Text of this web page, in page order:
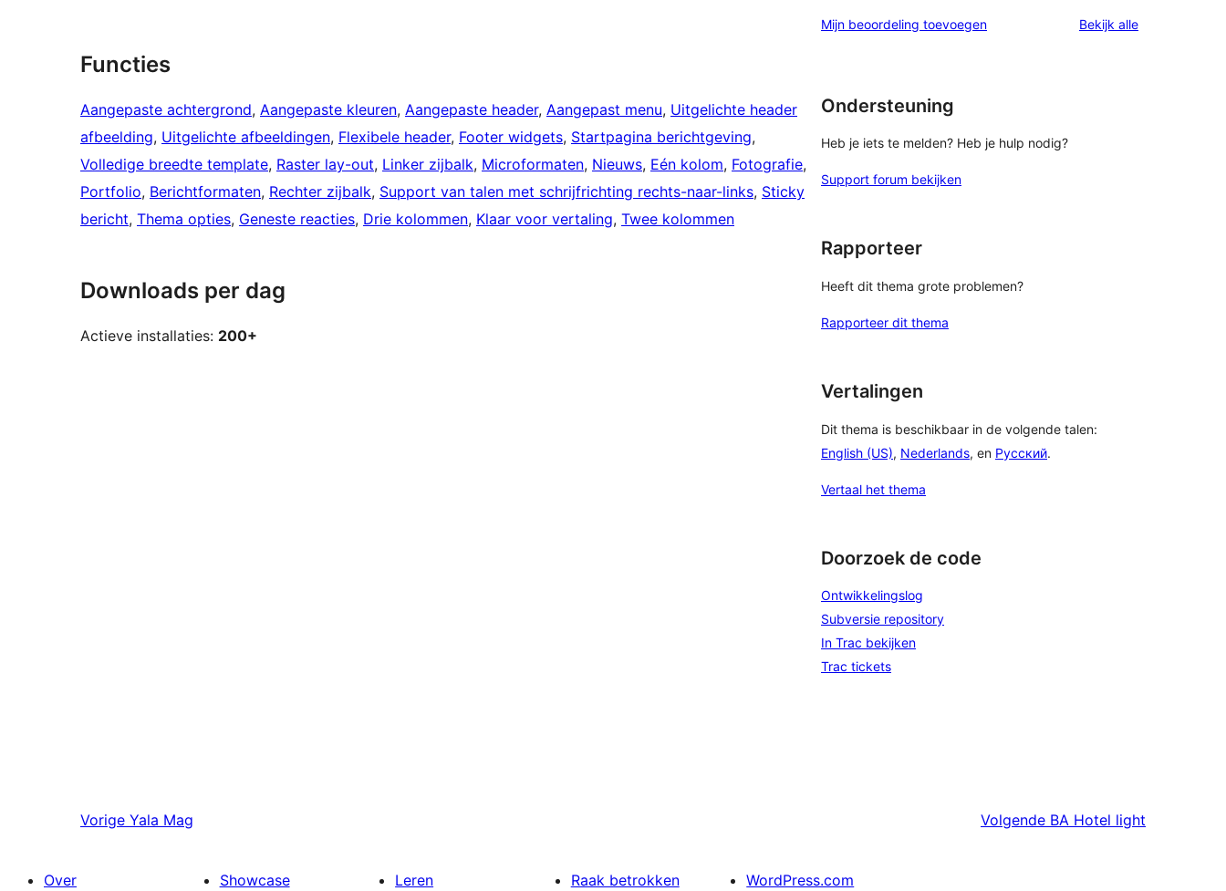
Functies
Aangepaste achtergrond, Aangepaste kleuren, Aangepaste header, Aangepast menu, Uitgelichte header
afbeelding, Uitgelichte afbeeldingen, Flexibele header, Footer widgets, Startpagina berichtgeving
Volledige breedte template, Raster lay-out, Linker zijbalk, Microformaten, Nieuws, Eén kolom, Fotografie
Portfolio, Berichtformaten, Rechter zijbalk, Support van talen met schrijfrichting rechts-naar-links, Sticky
bericht, Thema opties, Geneste reacties, Drie kolommen, Klaar voor vertaling, Twee kolommen
Downloads per dag
Actieve installaties: 200+
Mijn beoordeling toevoegen Bekijk allebeoordelingen
Ondersteuning
Heb je iets te melden? Heb je hulp nodig?
Support forum bekijken
Rapporteer
Heeft dit thema grote problemen?
Rapporteer dit thema
Vertalingen
Dit thema is beschikbaar in de volgende talen:
English (US), Nederlands, en Русский.
Vertaal het thema
Doorzoek de code
Ontwikkelingslog
Subversie repository
In Trac bekijken
Trac tickets
Vorige Yala Mag Volgende BA Hotel light
Over Showcase Leren Raak betrokken WordPress.com